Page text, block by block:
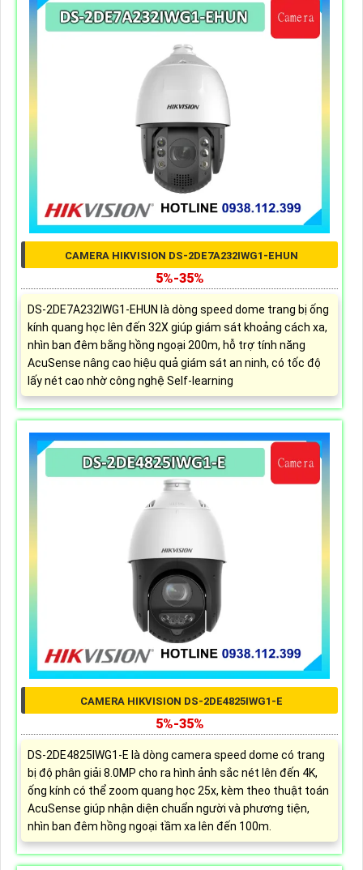
CAMERA HIKVISION DS-2DE7A232IWG1-EHUN
5%-35%
DS-2DE7A232IWG1-EHUN là dòng speed dome trang bị ống
kính quang học lên đến 32X giúp giám sát khoảng cách xa,
nhìn ban đêm bằng hồng ngoại 200m, hỗ trợ tính năng
AcuSense nâng cao hiệu quả giám sát an ninh, có tốc độ
lấy nét cao nhờ công nghệ Self-learning
CAMERA HIKVISION DS-2DE4825IWG1-E
5%-35%
DS-2DE4825IWG1-E là dòng camera speed dome có trang
bị độ phân giải 8.0MP cho ra hình ảnh sắc nét lên đến 4K,
ống kính có thể zoom quang học 25x, kèm theo thuật toán
AcuSense giúp nhận diện chuẩn người và phương tiện,
nhìn ban đêm hồng ngoại tầm xa lên đến 100m.